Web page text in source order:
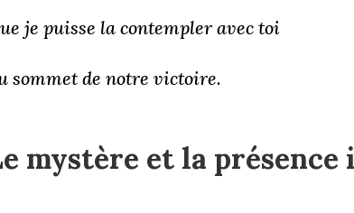
je puisse la contempler avec toi
sommet de notre victoire.
mystère et la